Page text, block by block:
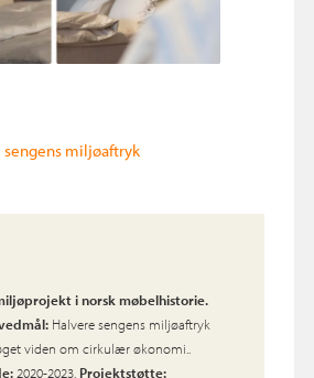
sengens miljøaftryk
i norsk møbelhistorie.
Halvere sengens miljøaftryk
viden om cirkulær økonomi..
2020-2023. Projektstøtte: